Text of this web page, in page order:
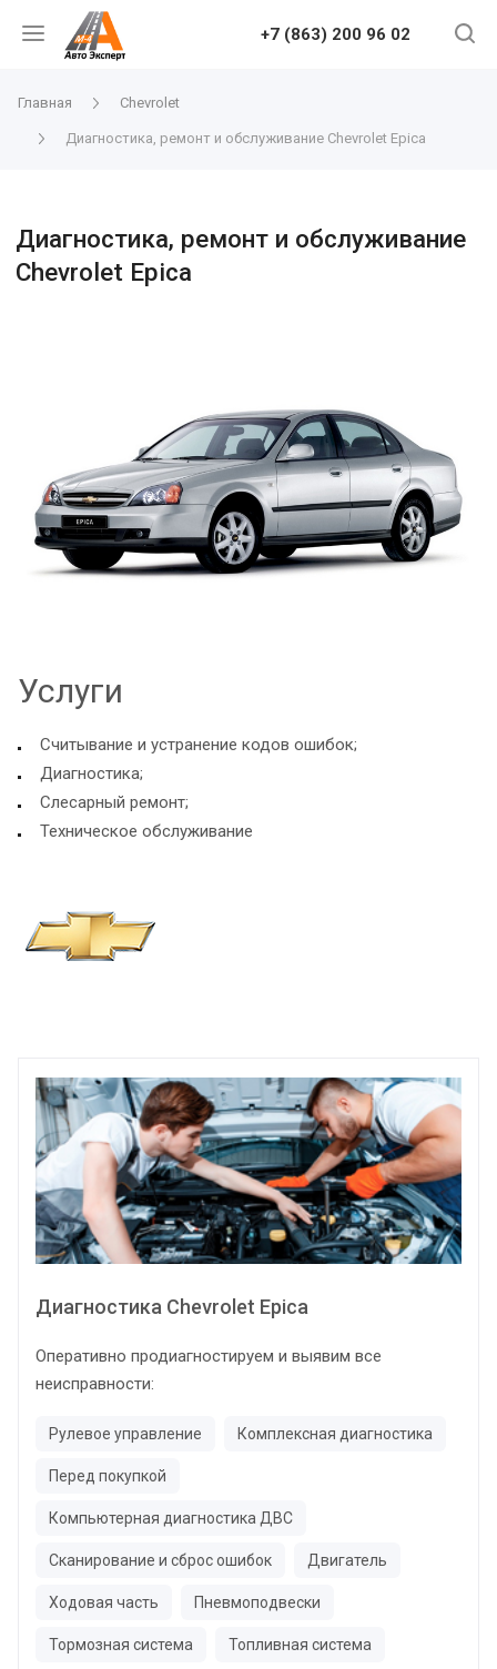
+7 (863) 200 96 02
Главная Chevrolet
Диагностика, ремонт и обслуживание Chevrolet Epica
Диагностика, ремонт и обслуживание
Chevrolet Epica
Услуги
Считывание и устранение кодов ошибок;
Диагностика;
Слесарный ремонт;
Техническое обслуживание
Диагностика Chevrolet Epica
Оперативно продиагностируем и выявим все
неисправности:
Рулевое управление Комплексная диагностика
Перед покупкой
Компьютерная диагностика ДВС
Сканирование и сброс ошибок Двигатель
Ходовая часть Пневмоподвески
Тормозная система Топливная система